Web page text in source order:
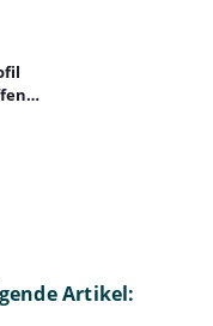
Artikel: